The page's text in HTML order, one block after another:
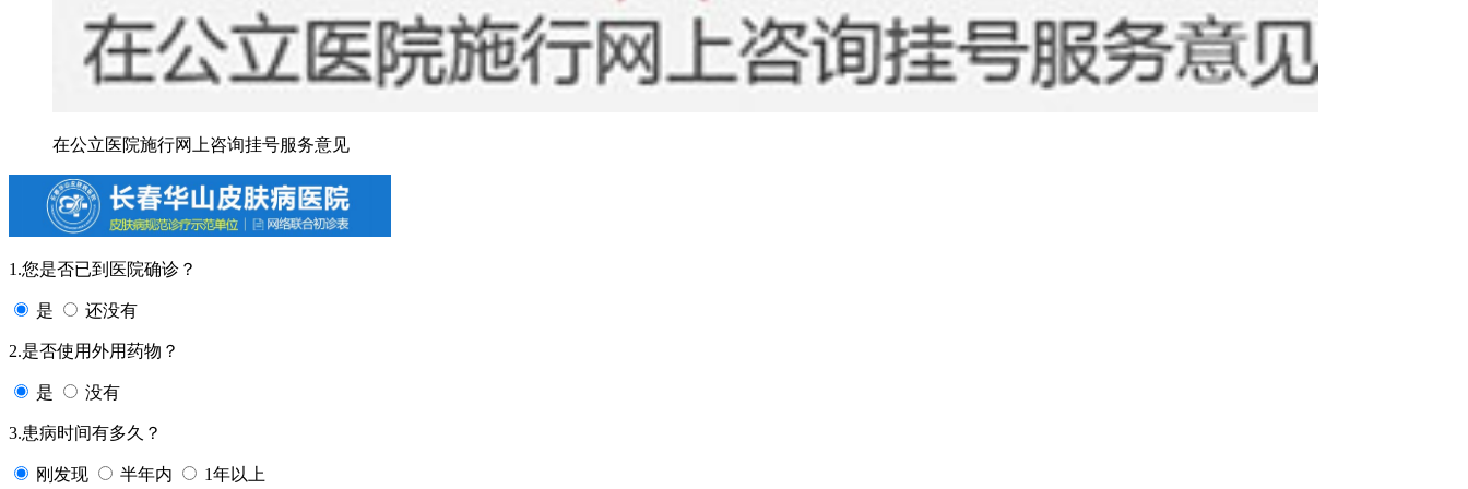
在公立医院施行网上咨询挂号服务意见
1.您是否已到医院确诊？
是 还没有
2.是否使用外用药物？
是 没有
3.患病时间有多久？
刚发现 半年内 1年以上